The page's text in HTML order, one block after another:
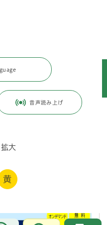
音声読み上げ
拡大
黄
お問合せ
政策・男女共同参画
年6月10日 / ページ番号：C130395
ンター（愛称：With Youさい